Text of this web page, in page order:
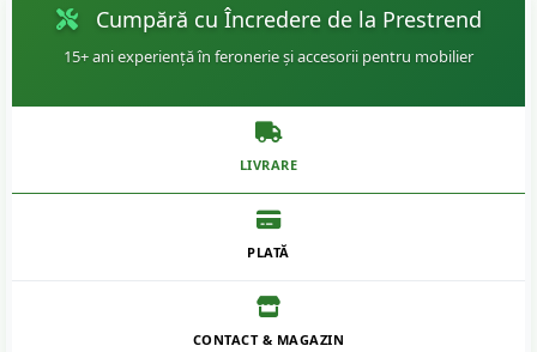
Cumpără cu Încredere de la Prestrend
15+ ani experiență în feronerie și accesorii pentru mobilier
LIVRARE
PLATĂ
CONTACT & MAGAZIN